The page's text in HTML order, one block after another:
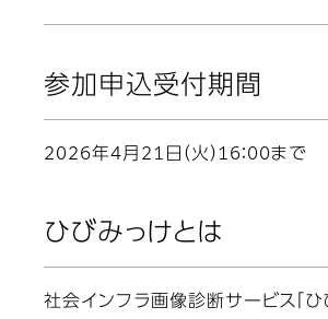
参加申込受付期間
2026年4月21日（火）16：00まで
ひびみっけとは
社会インフラ画像診断サービス「ひ